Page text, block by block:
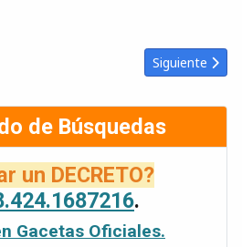
15 Gaceta Oficial Venezuela #7033
Artículo
Siguiente
de Búsquedas
un DECRETO?
.
Gacetas Oficiales.